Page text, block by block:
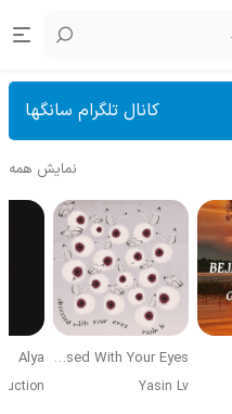
کانال تلگرام سانگها
نمایش همه
Obsessed With Your Eyes
Yasin Lv
Alya